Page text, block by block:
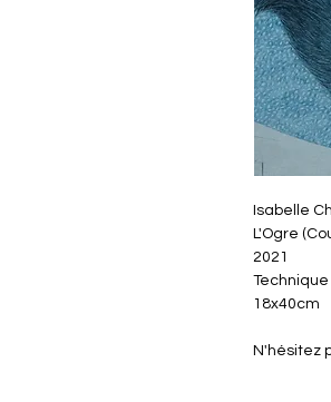
Isabelle
L'Ogre
2021
18x40cm
N'hésitez